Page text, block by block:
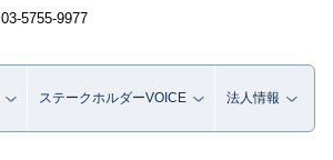
03-5755-9977
ステークホルダーVOICE 法人情報